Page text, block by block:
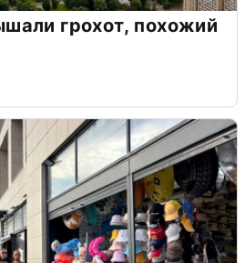
грохот, похожий